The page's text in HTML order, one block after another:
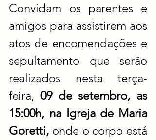
Convidam os parentes e
amigos para assistirem aos
atos de encomendações e
sepultamento que serão
realizados nesta terça-
feira, 09 de setembro, as
15:00h, na Igreja de Maria
Goretti, onde o corpo está